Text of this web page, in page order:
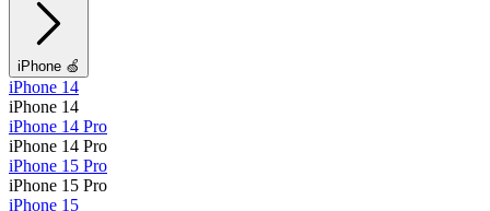
iPhone 🍏
iPhone 14
iPhone 14
iPhone 14 Pro
iPhone 14 Pro
iPhone 15 Pro
iPhone 15 Pro
iPhone 15